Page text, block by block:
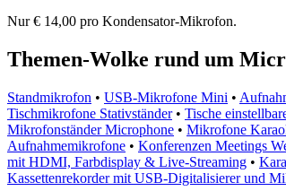
Nur € 14,00 pro Kondensator-Mikrofon.
Themen-Wolke rund um
Standmikrofon • USB-Mikrofone Mini •
Tischmikrofone Stativständer• Tische
Mikrofonständer Microphone • Mikrofone
Aufnahmemikrofone • Konferenzen Meetings
mit HDMI, Farbdisplay & Live-Streaming •
Kassettenrekorder mit USB-Digitalisierer und